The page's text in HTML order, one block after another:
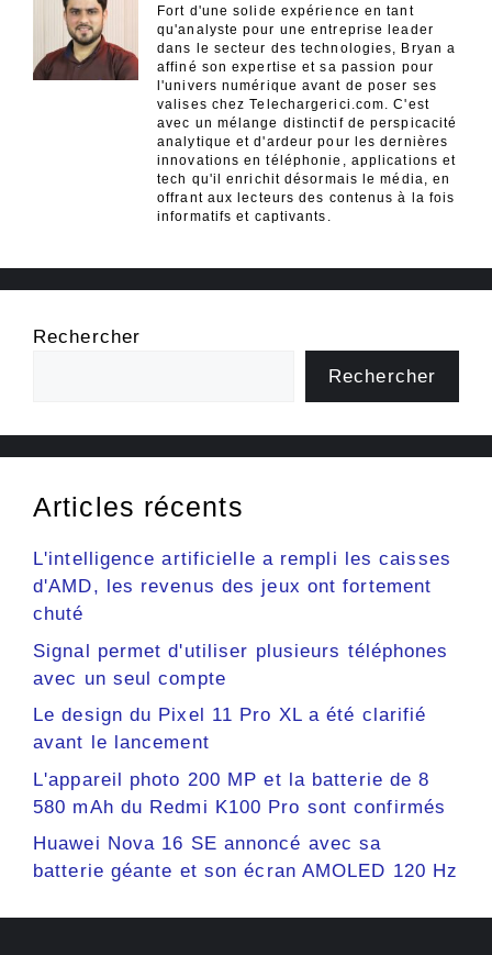
Fort d'une solide expérience en tant
qu'analyste pour une entreprise leader
dans le secteur des technologies, Bryan a
affiné son expertise et sa passion pour
l'univers numérique avant de poser ses
valises chez Telechargerici.com. C'est
avec un mélange distinctif de perspicacité
analytique et d'ardeur pour les dernières
innovations en téléphonie, applications et
tech qu'il enrichit désormais le média, en
offrant aux lecteurs des contenus à la fois
informatifs et captivants.
Rechercher
Rechercher
Articles récents
L'intelligence artificielle a rempli les caisses
d'AMD, les revenus des jeux ont fortement
chuté
Signal permet d'utiliser plusieurs téléphones
avec un seul compte
Le design du Pixel 11 Pro XL a été clarifié
avant le lancement
L'appareil photo 200 MP et la batterie de 8
580 mAh du Redmi K100 Pro sont confirmés
Huawei Nova 16 SE annoncé avec sa
batterie géante et son écran AMOLED 120 Hz